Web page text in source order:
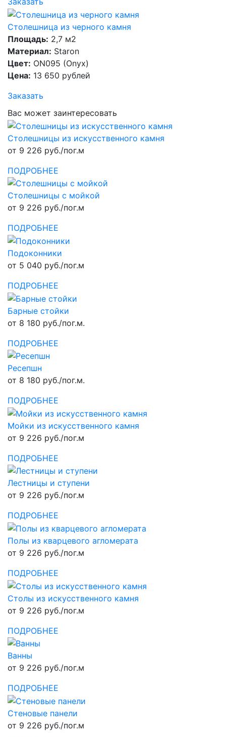
Столешница из черного камня
Площадь: 2,7 м2
Материал: Staron
Цвет: ON095 (Onyx)
Цена: 13 650 рублей
Заказать
Вас может заинтересовать
Столешницы из искусственного камня
от 9 226 руб./пог.м
ПОДРОБНЕЕ
Столешницы с мойкой
от 9 226 руб./пог.м
ПОДРОБНЕЕ
Подоконники
от 5 040 руб./пог.м
ПОДРОБНЕЕ
Барные стойки
от 8 180 руб./пог.м.
ПОДРОБНЕЕ
Ресепшн
от 8 180 руб./пог.м.
ПОДРОБНЕЕ
Мойки из искусственного камня
от 9 226 руб./пог.м
ПОДРОБНЕЕ
Лестницы и ступени
от 9 226 руб./пог.м
ПОДРОБНЕЕ
Полы из кварцевого агломерата
от 9 226 руб./пог.м
ПОДРОБНЕЕ
Столы из искусственного камня
от 9 226 руб./пог.м
ПОДРОБНЕЕ
Ванны
от 9 226 руб./пог.м
ПОДРОБНЕЕ
Стеновые панели
от 9 226 руб./пог.м